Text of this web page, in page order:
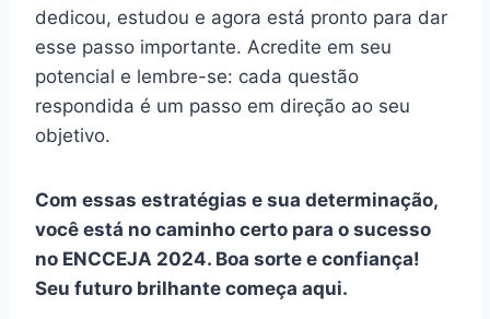
dedicou, estudou e agora está pronto para dar
esse passo importante. Acredite em seu
potencial e lembre-se: cada questão
respondida é um passo em direção ao seu
objetivo.
Com essas estratégias e sua determinação,
você está no caminho certo para o sucesso
no ENCCEJA 2024. Boa sorte e confiança!
Seu futuro brilhante começa aqui.